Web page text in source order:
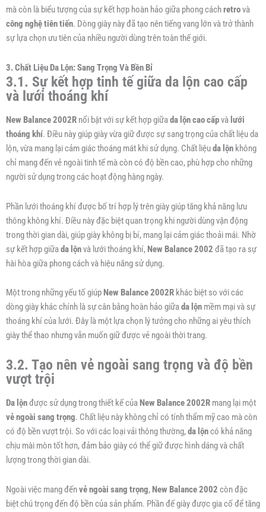
mà còn là biểu tượng của sự kết hợp hoàn hảo giữa phong cáchretrovà
công nghệ tiên tiến. Dòng giày này đã tạo nên tiếng vang lớn và trở thành
sự lựa chọn ưu tiên của nhiều người dùng trên toàn thế giới.
3. Chất Liệu Da Lộn: Sang Trọng Và Bền Bỉ
3.1. Sự kết hợp tinh tế giữa da lộn cao cấp
và lưới thoáng khí
New Balance 2002R nổi bật với sự kết hợp giữada lộn cao cấpvà lưới
thoáng khí. Điều này giúp giày vừa giữ được sự sang trọng của chất liệu da
lộn, vừa mang lại cảm giác thoáng mát khi sử dụng. Chất liệuda lộn không
chỉ mang đến vẻ ngoài tinh tế mà còn có độ bền cao, phù hợp cho những
người sử dụng trong các hoạt động hàng ngày.
Phần lưới thoáng khí được bố trí hợp lý trên giày giúp tăng khả năng lưu
thông không khí. Điều này đặc biệt quan trọng khi người dùng vận động
trong thời gian dài, giúp giày không bị bí, mang lại cảm giác thoải mái. Nhờ
sự kết hợp giữada lộnvà lưới thoáng khí, New Balance 2002 đã tạo ra sự
hài hòa giữa phong cách và hiệu năng sử dụng.
Một trong những yếu tố giúp New Balance 2002R khác biệt so với các
dòng giày khác chính là sự cân bằng hoàn hảo giữada lộn mềm mại và sự
thoáng khí của lưới. Đây là một lựa chọn lý tưởng cho những ai yêu thích
giày thể thao nhưng vẫn muốn giữ được vẻ ngoài thời trang.
3.2. Tạo nên vẻ ngoài sang trọng và độ bền
vượt trội
Da lộnđược sử dụng trong thiết kế của New Balance 2002R mang lại một
vẻ ngoài sang trọng. Chất liệu này không chỉ có tính thẩm mỹ cao mà còn
có độ bền vượt trội. So với các loại vải thông thường,da lộncó khả năng
chịu mài mòn tốt hơn, đảm bảo giày có thể giữ được hình dáng và chất
lượng trong thời gian dài.
Ngoài việc mang đếnvẻ ngoài sang trọng, New Balance 2002 còn đặc
biệt chú trọng đến độ bền của sản phẩm. Phần đế giày được gia cố để tăng